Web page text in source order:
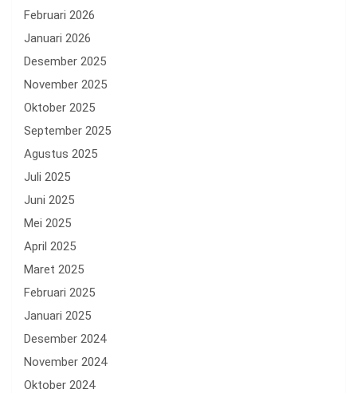
Februari 2026
Januari 2026
Desember 2025
November 2025
Oktober 2025
September 2025
Agustus 2025
Juli 2025
Juni 2025
Mei 2025
April 2025
Maret 2025
Februari 2025
Januari 2025
Desember 2024
November 2024
Oktober 2024